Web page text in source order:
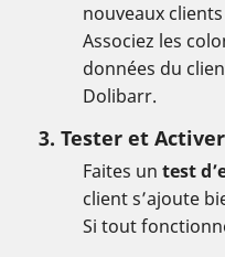
nouveaux
Associez les
données du
Dolibarr.
3. Tester et
Faites un test
client s’ajoute
Si tout